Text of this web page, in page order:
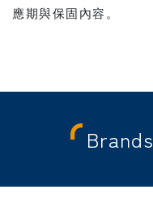
應期與保固內容。
Brands